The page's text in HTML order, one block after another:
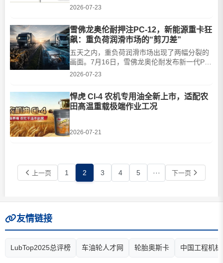
规范》团体标准的制定工作。该标准发布实施
统一的技术依据，助力风电产业降本增效与高
质量发展。随着我国风电产业，特别是海上风
电的规模化、集约化快速发展，风电机组、齿
轮箱的可靠性与全生命···
2026-07-23
雪佛龙奥伦耐押注PC-12，新能源重卡狂
飙：重负荷润滑市场的“剪刀差”
五天之内，重负荷润滑市场出现了两幅分裂的
画面。7月16日，雪佛龙奥伦耐发布新一代PC-
12添加剂方案。核心产品OLOA 59382和
应用看，前者内嵌降凝剂PPD，有利于提高配
方集成度；后者不含PPD，为客户根据基础
油、黏度和低温需求调整配方留下空间。该平
2026-07-23
悍虎 CI-4 农机专用油全新上市，适配农
田高温重载极端作业工况
2026-07-21
上一页 1 2 3 4 5 ··· 下一页
友情链接
LubTop2025总评榜 车油轮人才网 轮胎奥斯卡 中国工程机